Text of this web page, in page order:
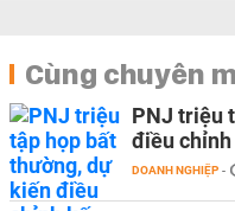
Cùng chuyên
PNJ triệu
điều
DOANH NGHIỆP -